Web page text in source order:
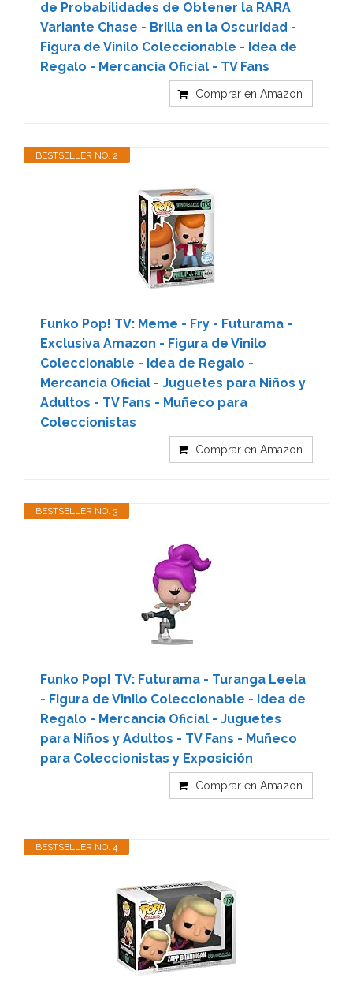
de Probabilidades de Obtener la RARA
Variante Chase - Brilla en la Oscuridad -
Figura de Vinilo Coleccionable - Idea de
Regalo - Mercancia Oficial - TV Fans
Comprar en Amazon
BESTSELLER NO. 2
Funko Pop! TV: Meme - Fry​ - Futurama -
Exclusiva Amazon - Figura de Vinilo
Coleccionable - Idea de Regalo -
Mercancia Oficial - Juguetes para Niños y
Adultos - TV Fans - Muñeco para
Coleccionistas
Comprar en Amazon
BESTSELLER NO. 3
Funko Pop! TV: Futurama - Turanga Leela
- Figura de Vinilo Coleccionable - Idea de
Regalo - Mercancia Oficial - Juguetes
para Niños y Adultos - TV Fans - Muñeco
para Coleccionistas y Exposición
Comprar en Amazon
BESTSELLER NO. 4